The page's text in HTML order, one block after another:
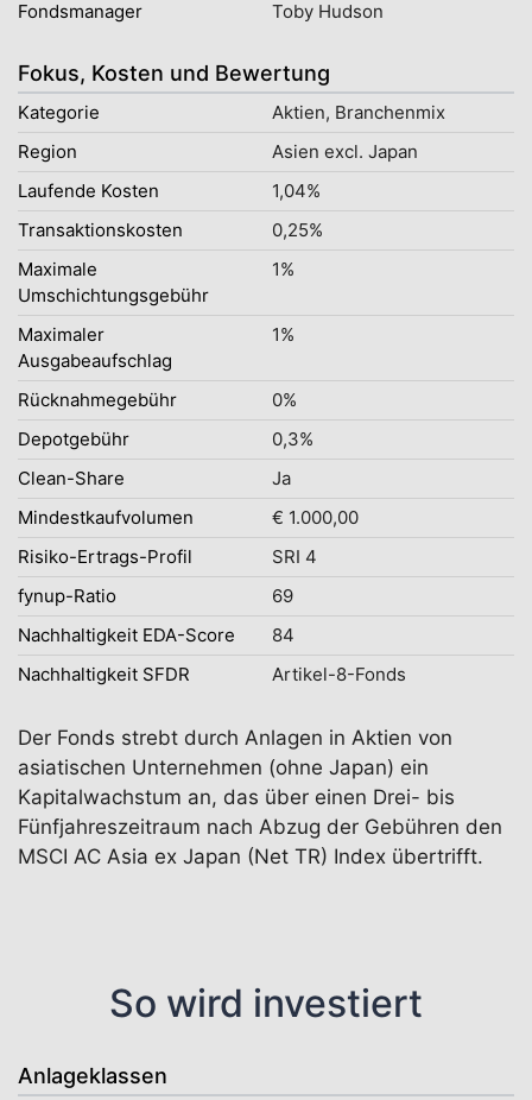
Fondsmanager Toby Hudson
Fokus, Kosten und Bewertung
Kategorie
Aktien, Branchenmix
Region
Asien excl. Japan
Laufende Kosten
1,04%
Transaktionskosten
0,25%
Maximale
Umschichtungsgebühr
1%
Maximaler
Ausgabeaufschlag
1%
Rücknahmegebühr
0%
Depotgebühr
0,3%
Clean-Share
Ja
Mindestkaufvolumen
€ 1.000,00
Risiko-Ertrags-Profil
SRI 4
fynup-Ratio
69
Nachhaltigkeit EDA-Score
84
Nachhaltigkeit SFDR
Artikel-8-Fonds
Der Fonds strebt durch Anlagen in Aktien von
asiatischen Unternehmen (ohne Japan) ein
Kapitalwachstum an, das über einen Drei- bis
Fünfjahreszeitraum nach Abzug der Gebühren den
MSCI AC Asia ex Japan (Net TR) Index übertrifft.
So wird investiert
Anlageklassen